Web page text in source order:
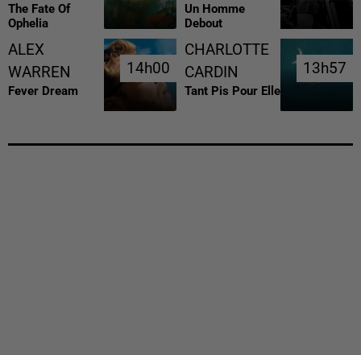
The Fate Of
Ophelia
Un Homme
Debout
ALEX
WARREN
Fever Dream
14h00
14h00
CHARLOTTE
CARDIN
Tant Pis Pour Elle
13h57
13h57